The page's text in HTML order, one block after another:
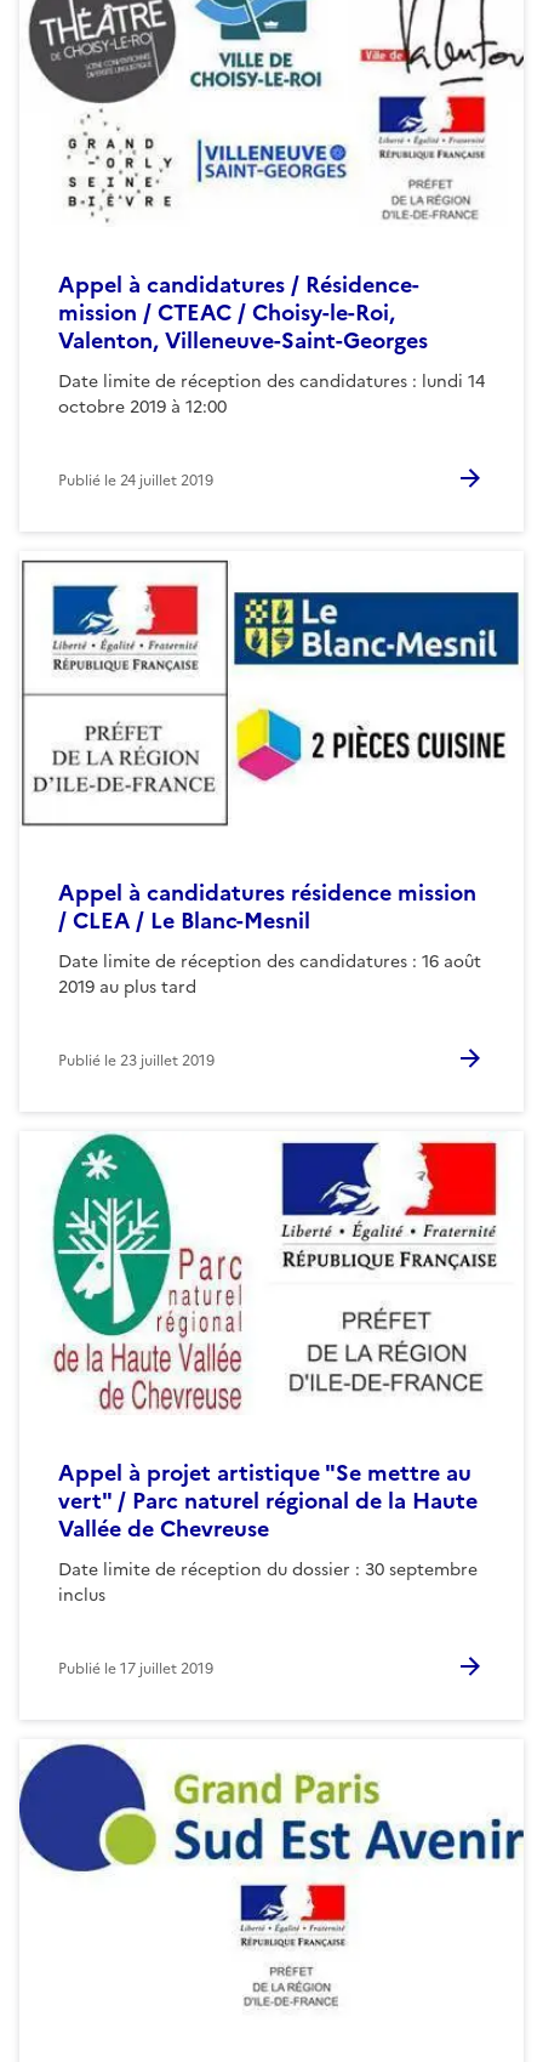
Appel à candidatures / Résidence-
mission / CTEAC / Choisy-le-Roi,
Valenton, Villeneuve-Saint-Georges
Date limite de réception des candidatures : lundi 14
octobre 2019 à 12:00
Publié le24 juillet 2019
Appel à candidatures résidence mission
/ CLEA / Le Blanc-Mesnil
Date limite de réception des candidatures : 16 août
2019 au plus tard
Publié le23 juillet 2019
Appel à projet artistique "Se mettre au
vert" / Parc naturel régional de la Haute
Vallée de Chevreuse
Date limite de réception du dossier : 30 septembre
inclus
Publié le17 juillet 2019